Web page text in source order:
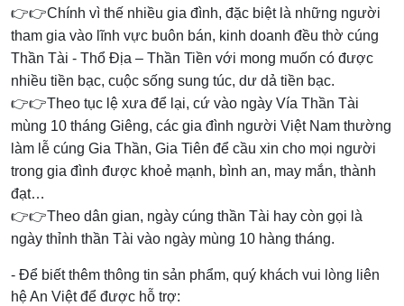
👉👉Chính vì thế nhiều gia đình, đặc biệt là những người
tham gia vào lĩnh vực buôn bán, kinh doanh đều thờ cúng
Thần Tài - Thổ Địa – Thần Tiền với mong muốn có được
nhiều tiền bạc, cuộc sống sung túc, dư dả tiền bạc.
👉👉Theo tục lệ xưa để lại, cứ vào ngày Vía Thần Tài
mùng 10 tháng Giêng, các gia đình người Việt Nam thường
làm lễ cúng Gia Thần, Gia Tiên để cầu xin cho mọi người
trong gia đình được khoẻ mạnh, bình an, may mắn, thành
đạt…
👉👉Theo dân gian, ngày cúng thần Tài hay còn gọi là
ngày thỉnh thần Tài vào ngày mùng 10 hàng tháng.
- Để biết thêm thông tin sản phẩm, quý khách vui lòng liên
hệ An Việt để được hỗ trợ: